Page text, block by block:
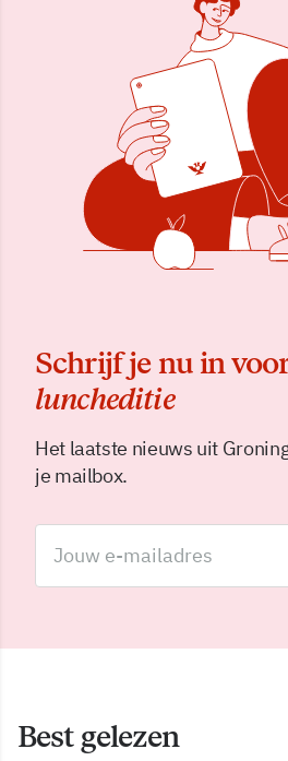
Schrijf je nu in
luncheditie
Het laatste nieuws uit
je mailbox.
Best gelezen